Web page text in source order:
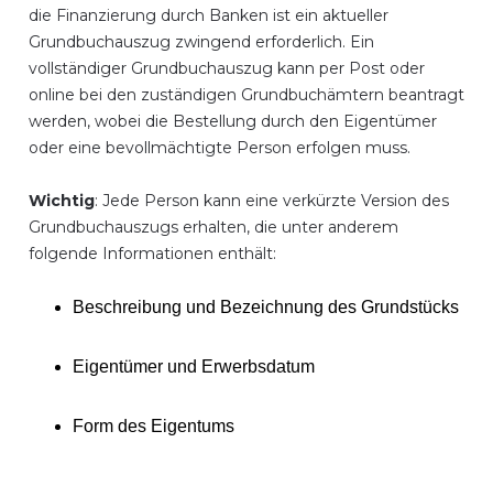
die Finanzierung durch Banken ist ein aktueller
Grundbuchauszug zwingend erforderlich. Ein
vollständiger Grundbuchauszug kann per Post oder
online bei den zuständigen Grundbuchämtern beantragt
werden, wobei die Bestellung durch den Eigentümer
oder eine bevollmächtigte Person erfolgen muss.
Wichtig: Jede Person kann eine verkürzte Version des
Grundbuchauszugs erhalten, die unter anderem
folgende Informationen enthält:
Beschreibung und Bezeichnung des Grundstücks
Eigentümer und Erwerbsdatum
Form des Eigentums